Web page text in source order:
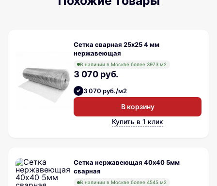
Сетка сварная 25х25 4 мм
нержавеющая
В наличии в Москве более 3973 м2
3 070 руб.
3 070 руб./м2
В корзину
Купить в 1 клик
Сетка нержавеющая 40х40 5мм
сварная
В наличии в Москве более 4545 м2